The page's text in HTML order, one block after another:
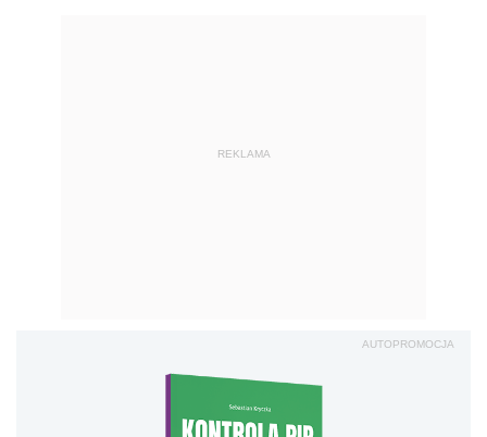
REKLAMA
AUTOPROMOCJA